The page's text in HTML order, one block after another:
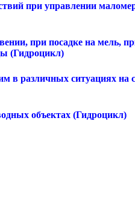
при управлении
при посадке на мель,
(Гидроцикл)
в различных ситуациях на
объектах (Гидроцикл)